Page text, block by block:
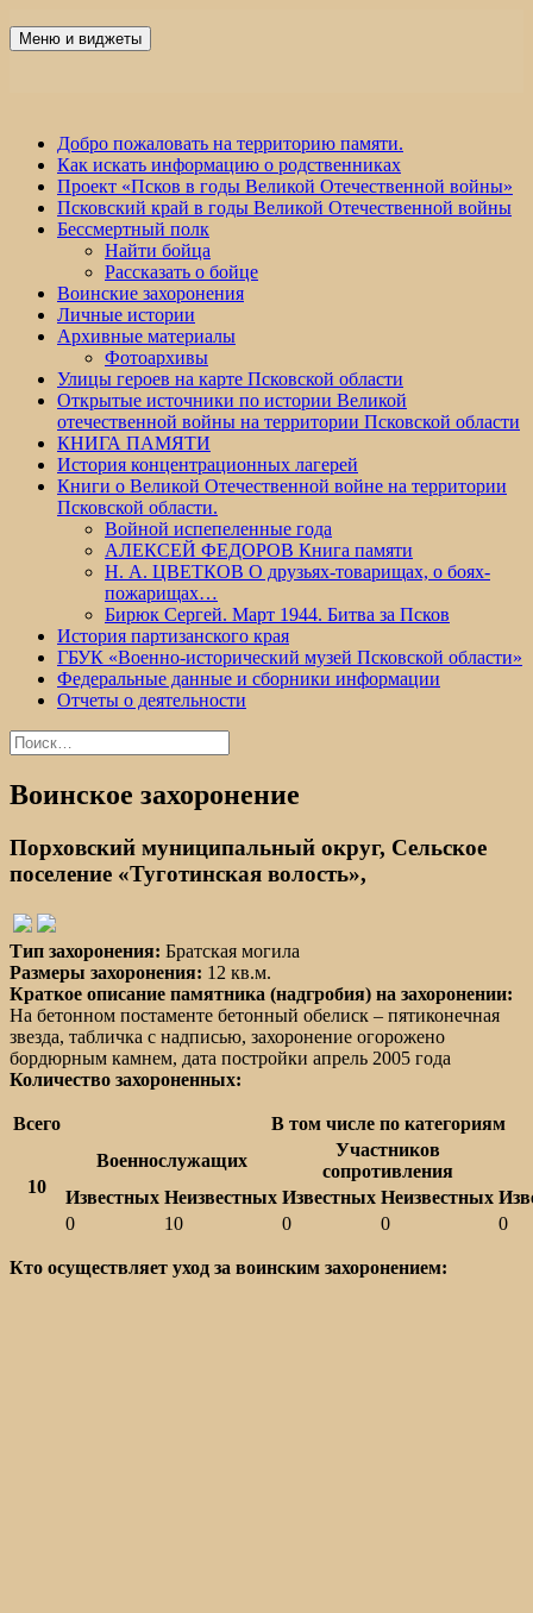
Победа 60
Меню и виджеты
Добро пожаловать на территорию памяти.
Как искать информацию о родственниках
Проект «Псков в годы Великой Отечественной войны»
Псковский край в годы Великой Отечественной войны
Бессмертный полк
Найти бойца
Рассказать о бойце
Воинские захоронения
Личные истории
Архивные материалы
Фотоархивы
Улицы героев на карте Псковской области
Открытые источники по истории Великой
отечественной войны на территории Псковской области
КНИГА ПАМЯТИ
История концентрационных лагерей
Книги о Великой Отечественной войне на территории
Псковской области.
Войной испепеленные года
АЛЕКСЕЙ ФЕДОРОВ Книга памяти
Н. А. ЦВЕТКОВ О друзьях-товарищах, о боях-
пожарищах…
Бирюк Сергей. Март 1944. Битва за Псков
История партизанского края
ГБУК «Военно-исторический музей Псковской области»
Федеральные данные и сборники информации
Отчеты о деятельности
Найти:
Воинское захоронение
Порховский муниципальный округ, Сельское
поселение «Туготинская волость»,
Тип захоронения: Братская могила
Размеры захоронения: 12 кв.м.
Краткое описание памятника (надгробия) на захоронении:
На бетонном постаменте бетонный обелиск – пятиконечная
звезда, табличка с надписью, захоронение огорожено
бордюрным камнем, дата постройки апрель 2005 года
Количество захороненных:
Всего В том числе по категориям
10
Военнослужащих
Участников
сопротивления
Известных Неизвестных Известных Неизвестных
0
10 0 0 0
Кто осуществляет уход за воинским захоронением: